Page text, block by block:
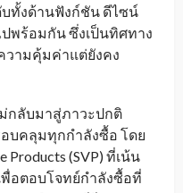
ทั้งด้านฟังก์ชัน ดีไซน์
พร้อมกัน ซึ่งเป็นทิศทาง
ามคุ้มค่าแต่ยังคง
กลับมาสู่ภาวะปกติ
บคลุมทุกกำลังซื้อ โดย
(SVP) ที่เน้น
อตอบโจทย์กำลังซื้อที่